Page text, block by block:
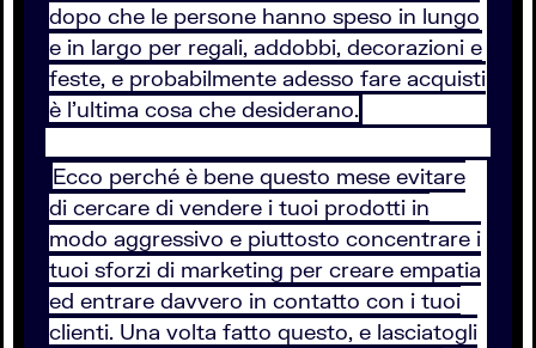
dopo che le persone hanno speso in lungo
e in largo per regali, addobbi, decorazioni e
feste, e probabilmente adesso fare acquisti
è l’ultima cosa che desiderano.
Ecco perché è bene questo mese evitare
di cercare di vendere i tuoi prodotti in
modo aggressivo e piuttosto concentrare i
tuoi sforzi di marketing per creare empatia
ed entrare davvero in contatto con i tuoi
clienti. Una volta fatto questo, e lasciatogli